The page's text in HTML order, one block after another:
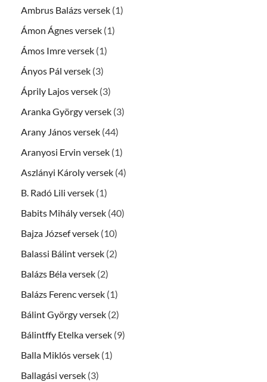
Ambrus Balázs versek (1)
Ámon Ágnes versek (1)
Ámos Imre versek (1)
Ányos Pál versek (3)
Áprily Lajos versek (3)
Aranka György versek (3)
Arany János versek (44)
Aranyosi Ervin versek (1)
Aszlányi Károly versek (4)
B. Radó Lili versek (1)
Babits Mihály versek (40)
Bajza József versek (10)
Balassi Bálint versek (2)
Balázs Béla versek (2)
Balázs Ferenc versek (1)
Bálint György versek (2)
Bálintffy Etelka versek (9)
Balla Miklós versek (1)
Ballagási versek (3)